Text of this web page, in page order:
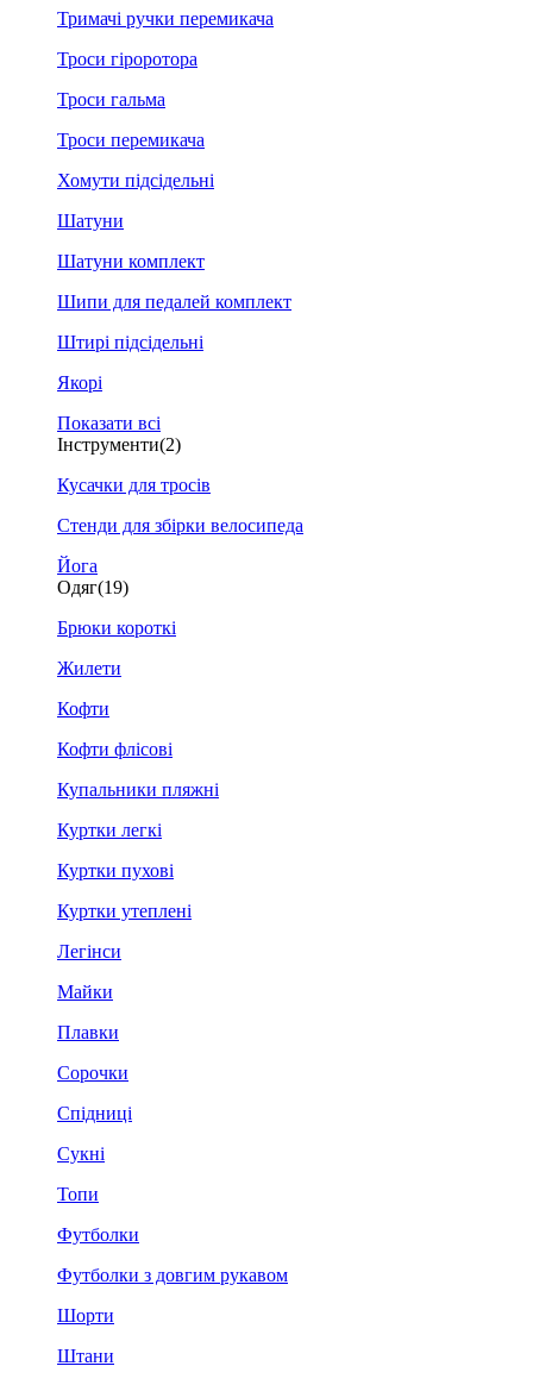
Тримачі ручки перемикача
Троси гіроротора
Троси гальма
Троси перемикача
Хомути підсідельні
Шатуни
Шатуни комплект
Шипи для педалей комплект
Штирі підсідельні
Якорі
Показати всі
Інструменти(2)
Кусачки для тросів
Стенди для збірки велосипеда
Йога
Одяг(19)
Брюки короткі
Жилети
Кофти
Кофти флісові
Купальники пляжні
Куртки легкі
Куртки пухові
Куртки утеплені
Легінси
Майки
Плавки
Сорочки
Спідниці
Сукні
Топи
Футболки
Футболки з довгим рукавом
Шорти
Штани